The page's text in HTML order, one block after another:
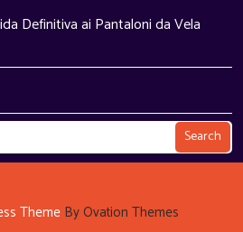
Definitiva ai Pantaloni da Vela
Search
Theme By Ovation Themes